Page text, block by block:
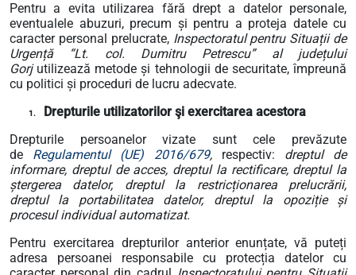
Pentru a evita utilizarea fără drept a datelor personale,
eventualele abuzuri, precum și pentru a proteja datele cu
caracter personal prelucrate, Inspectoratul pentru Situații de
Urgență “Lt. col. Dumitru Petrescu” al județului
Gorjutilizează metode și tehnologii de securitate, împreună
cu politici și proceduri de lucru adecvate.
1.
Drepturile utilizatorilor şi exercitarea acestora
Drepturile persoanelor vizate sunt cele prevăzute
de Regulamentul (UE) 2016/679,respectiv: dreptul de
informare, dreptul de acces, dreptul la rectificare, dreptul la
ștergerea datelor, dreptul la restricționarea prelucrării,
dreptul la portabilitatea datelor, dreptul la opoziție și
procesul individual automatizat.
Pentru exercitarea drepturilor anterior enunțate, vă puteți
adresa persoanei responsabile cu protecția datelor cu